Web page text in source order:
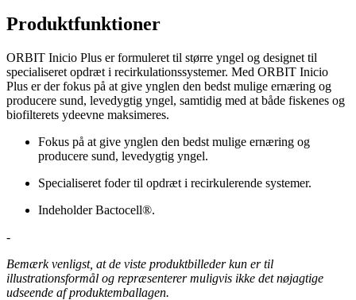
Produktfunktioner
ORBIT Inicio Plus er formuleret til større yngel og designet til
specialiseret opdræt i recirkulationssystemer. Med ORBIT Inicio
Plus er der fokus på at give ynglen den bedst mulige ernæring og
producere sund, levedygtig yngel, samtidig med at både fiskenes og
biofilterets ydeevne maksimeres.
Fokus på at give ynglen den bedst mulige ernæring og
producere sund, levedygtig yngel.
Specialiseret foder til opdræt i recirkulerende systemer.
Indeholder Bactocell®.
-
Bemærk venligst, at de viste produktbilleder kun er til
illustrationsformål og repræsenterer muligvis ikke det nøjagtige
udseende af produktemballagen.